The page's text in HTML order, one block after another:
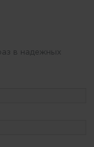
в надежных